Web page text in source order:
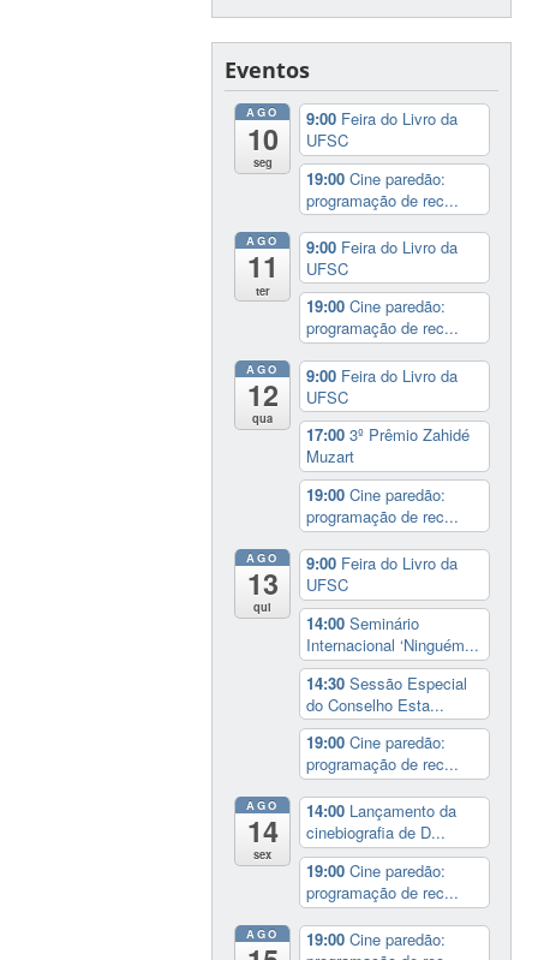
Eventos
AGO
10
seg
9:00 Feira do Livro da
UFSC
19:00Cine paredão:
programação de rec...
AGO
11
ter
9:00 Feira do Livro da
UFSC
19:00Cine paredão:
programação de rec...
AGO
12
qua
9:00 Feira do Livro da
UFSC
17:003º Prêmio Zahidé
Muzart
19:00Cine paredão:
programação de rec...
AGO
13
qui
9:00 Feira do Livro da
UFSC
14:00Seminário
Internacional ‘Ninguém...
14:30Sessão Especial
do Conselho Esta...
19:00Cine paredão:
programação de rec...
AGO
14
sex
14:00 Lançamento da
cinebiografia de D...
19:00Cine paredão:
programação de rec...
AGO 19:00Cine paredão: